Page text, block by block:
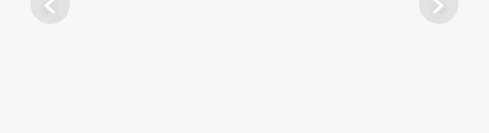
Previous Next